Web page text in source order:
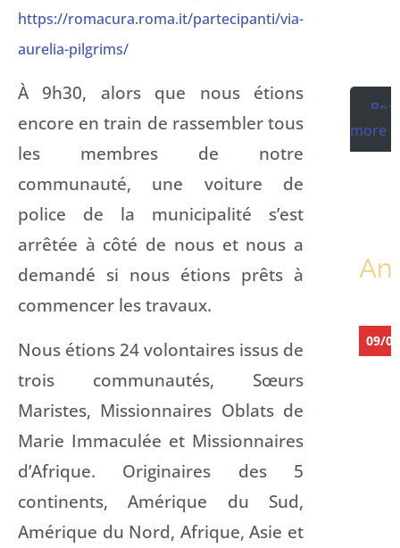
https://romacura.roma.it/partecipanti/via-
aurelia-pilgrims/
À 9h30, alors que nous étions
encore en train de rassembler tous
les membres de notre
communauté, une voiture de
police de la municipalité s’est
arrêtée à côté de nous et nous a
demandé si nous étions prêts à
commencer les travaux.
Nous étions 24 volontaires issus de
trois communautés, Sœurs
Maristes, Missionnaires Oblats de
Marie Immaculée et Missionnaires
d’Afrique. Originaires des 5
continents, Amérique du Sud,
Amérique du Nord, Afrique, Asie et
more
09/